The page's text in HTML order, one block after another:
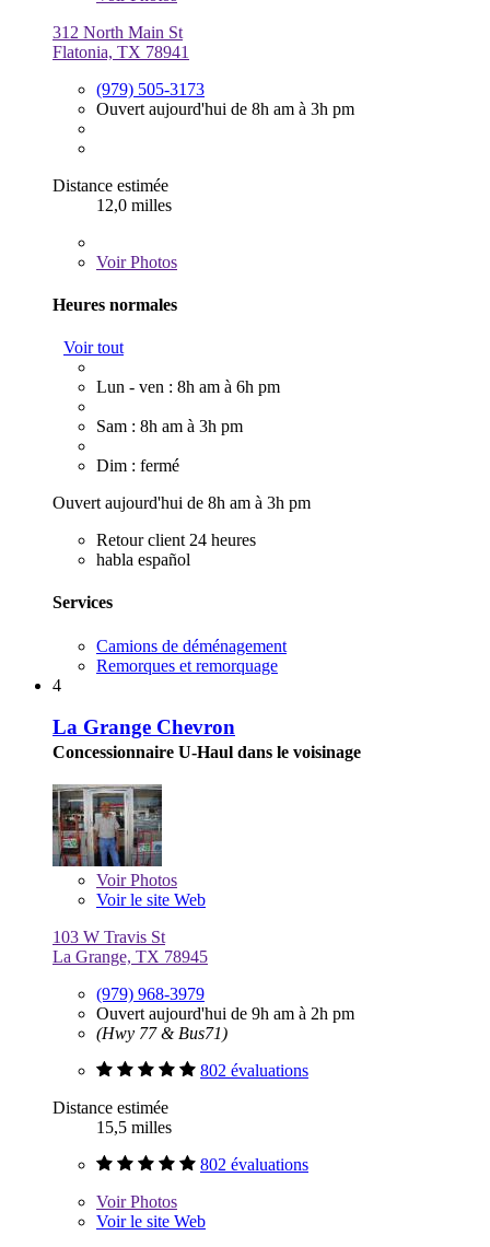
312 North Main St
Flatonia, TX 78941
(979) 505-3173
Ouvert aujourd'hui de 8h am à 3h pm
Distance estimée
12,0 milles
VoirPhotos
Heures normales
Voir tout
Lun - ven : 8h am à 6h pm
Sam : 8h am à 3h pm
Dim : fermé
Ouvert aujourd'hui de 8h am à 3h pm
Retour client 24 heures
habla español
Services
Camions de déménagement
Remorques et remorquage
4
La Grange Chevron
Concessionnaire U-Haul dans le voisinage
VoirPhotos
Voir le site Web
103 W Travis St
La Grange, TX 78945
(979) 968-3979
Ouvert aujourd'hui de 9h am à 2h pm
(Hwy 77 & Bus71)
802 évaluations
Distance estimée
15,5 milles
802 évaluations
VoirPhotos
Voir le site Web